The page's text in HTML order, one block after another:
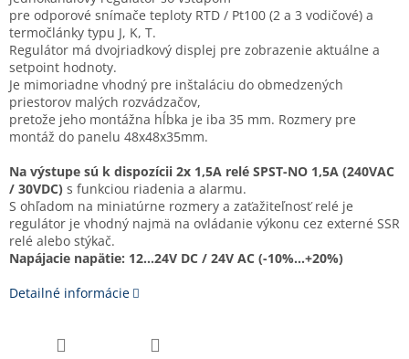
pre odporové snímače teploty RTD / Pt100 (2 a 3 vodičové) a
termočlánky typu J, K, T.
Regulátor má dvojriadkový displej pre zobrazenie aktuálne a
setpoint hodnoty.
Je mimoriadne vhodný pre inštaláciu do obmedzených
priestorov malých rozvádzačov,
pretože jeho montážna hĺbka je iba 35 mm. Rozmery pre
montáž do panelu 48x48x35mm.
Na výstupe sú k dispozícii 2x 1,5A relé SPST-NO 1,5A (240VAC
/ 30VDC) s funkciou riadenia a alarmu.
S ohľadom na miniatúrne rozmery a zaťažiteľnosť relé je
regulátor je vhodný najmä na ovládanie výkonu cez externé SSR
relé alebo stýkač.
Napájacie napätie: 12...24V DC / 24V AC (-10%...+20%)
Detailné informácie